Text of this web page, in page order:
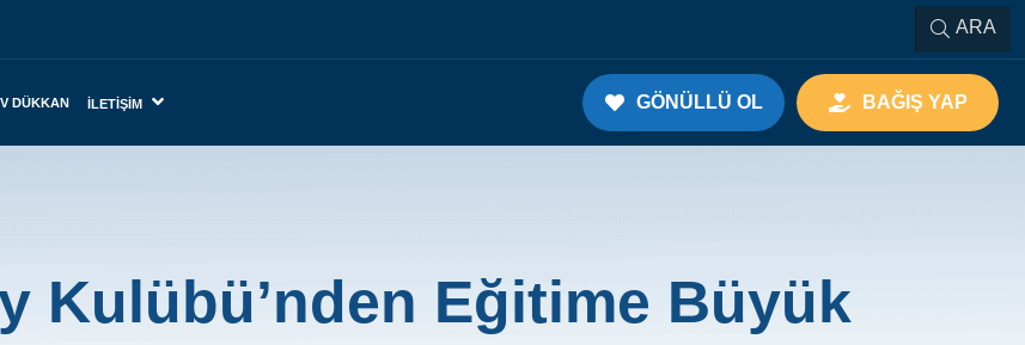
ARA
DÜKKAN İLETIŞIM GÖNÜLLÜ OL BAĞIŞ YAP
Kulübü’nden Eğitime Büyük